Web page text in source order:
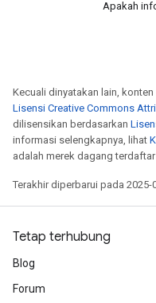
Apakah
Kecuali dinyatakan lain,
Lisensi Creative Commons
dilisensikan berdasarkan
informasi selengkapnya, lihat
adalah merek dagang
Terakhir diperbarui pada 2025-
Tetap terhubung
Blog
Forum